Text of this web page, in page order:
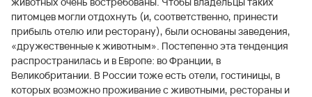
питомцев могли отдохнуть (и, соответственно, принести
прибыль отелю или ресторану), были основаны заведения,
«дружественные к животным». Постепенно эта тенденция
распространилась и в Европе: во Франции, в
Великобритании. В России тоже есть отели, гостиницы, в
которых возможно проживание с животными, рестораны и